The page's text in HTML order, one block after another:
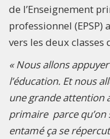
de l’Enseignement
professionnel (EPSP)
vers les deux
« Nous allons
l’éducation. Et nous
une grande attention
primaire parce qu’on
entamé ça se